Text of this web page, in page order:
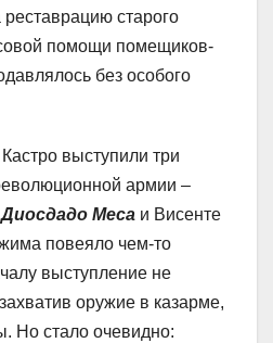
старого
помощи помещиков-
без особого
выступили три
армии –
Диосдадо Меса и Висенте
повеяло чем-то
выступление не
оружие в казарме,
Но стало очевидно: